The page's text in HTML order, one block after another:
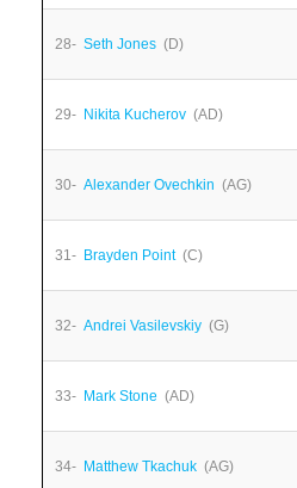
28- Seth Jones (D)
29- Nikita Kucherov (AD)
30- Alexander Ovechkin (AG)
31- Brayden Point(C)
32- Andrei Vasilevskiy (G)
33- Mark Stone (AD)
34- Matthew Tkachuk (AG)